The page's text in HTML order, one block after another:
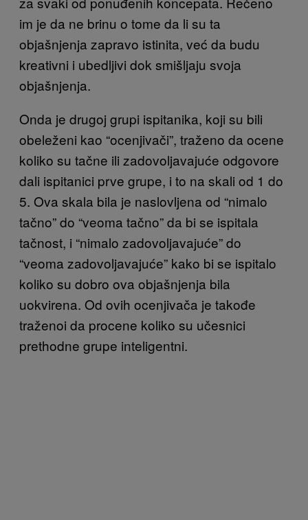
im je da ne brinu o tome da li su ta
objašnjenja zapravo istinita, već da budu
kreativni i ubedljivi dok smišljaju svoja
objašnjenja.
Onda je drugoj grupi ispitanika, koji su bili
obeleženi kao “ocenjivači”, traženo da ocene
koliko su tačne ili zadovoljavajuće odgovore
dali ispitanici prve grupe, i to na skali od 1 do
5. Ova skala bila je naslovljena od “nimalo
tačno” do “veoma tačno” da bi se ispitala
tačnost, i “nimalo zadovoljavajuće” do
“veoma zadovoljavajuće” kako bi se ispitalo
koliko su dobro ova objašnjenja bila
uokvirena. Od ovih ocenjivača je takođe
traženoi da procene koliko su učesnici
prethodne grupe inteligentni.